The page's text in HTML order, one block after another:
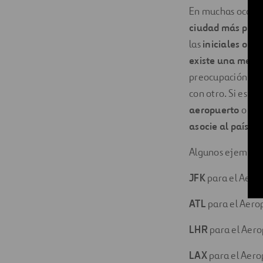
En muchas
ciudad más
lasiniciales o
existe una
preocupación es
con otro. Si es
aeropuerto o
asocie al país ,
Algunos
JFKpara el
ATL para el
LHR para el
LAXpara el